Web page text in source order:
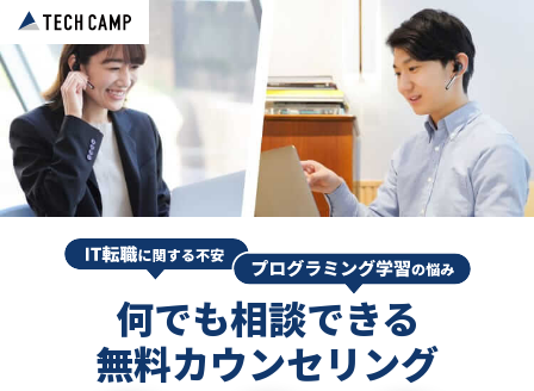
何でも相談できる
無料カウンセリング